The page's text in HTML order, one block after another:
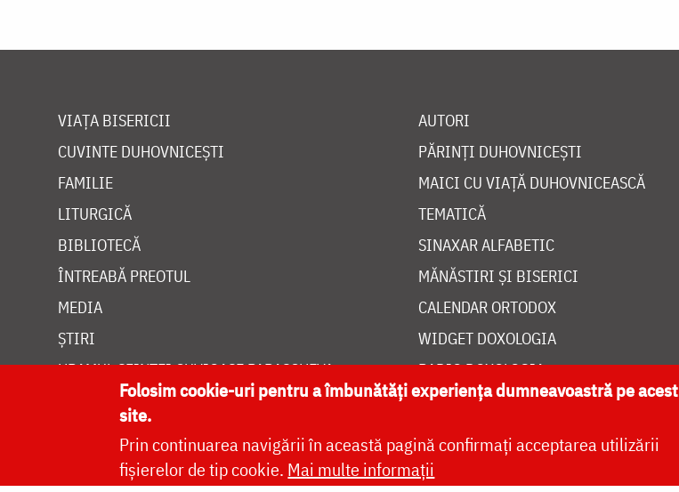
VIAȚA BISERICII
CUVINTE DUHOVNICEȘTI
FAMILIE
LITURGICĂ
BIBLIOTECĂ
ÎNTREABĂ PREOTUL
MEDIA
ȘTIRI
HRAMUL SFINTEI CUVIOASE PARASCHEVA
AUTORI
PĂRINȚI DUHOVNICEȘTI
MAICI CU VIAȚĂ DUHOVNICEASCĂ
TEMATICĂ
SINAXAR ALFABETIC
MĂNĂSTIRI ȘI BISERICI
CALENDAR ORTODOX
WIDGET DOXOLOGIA
RADIO DOXOLOGIA
Site dezvoltat de
Folosim cookie-uri pentru a îmbunătăți experiența dumneavoastră pe acest
site.
Prin continuarea navigării în această pagină confirmați acceptarea utilizării
fișierelor de tip cookie. Mai multe informații